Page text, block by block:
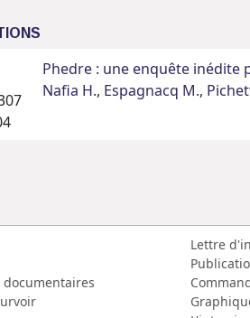
Phedre : une enquête inédite
Nafia H., Espagnacq M.,
documentaires
Lettre